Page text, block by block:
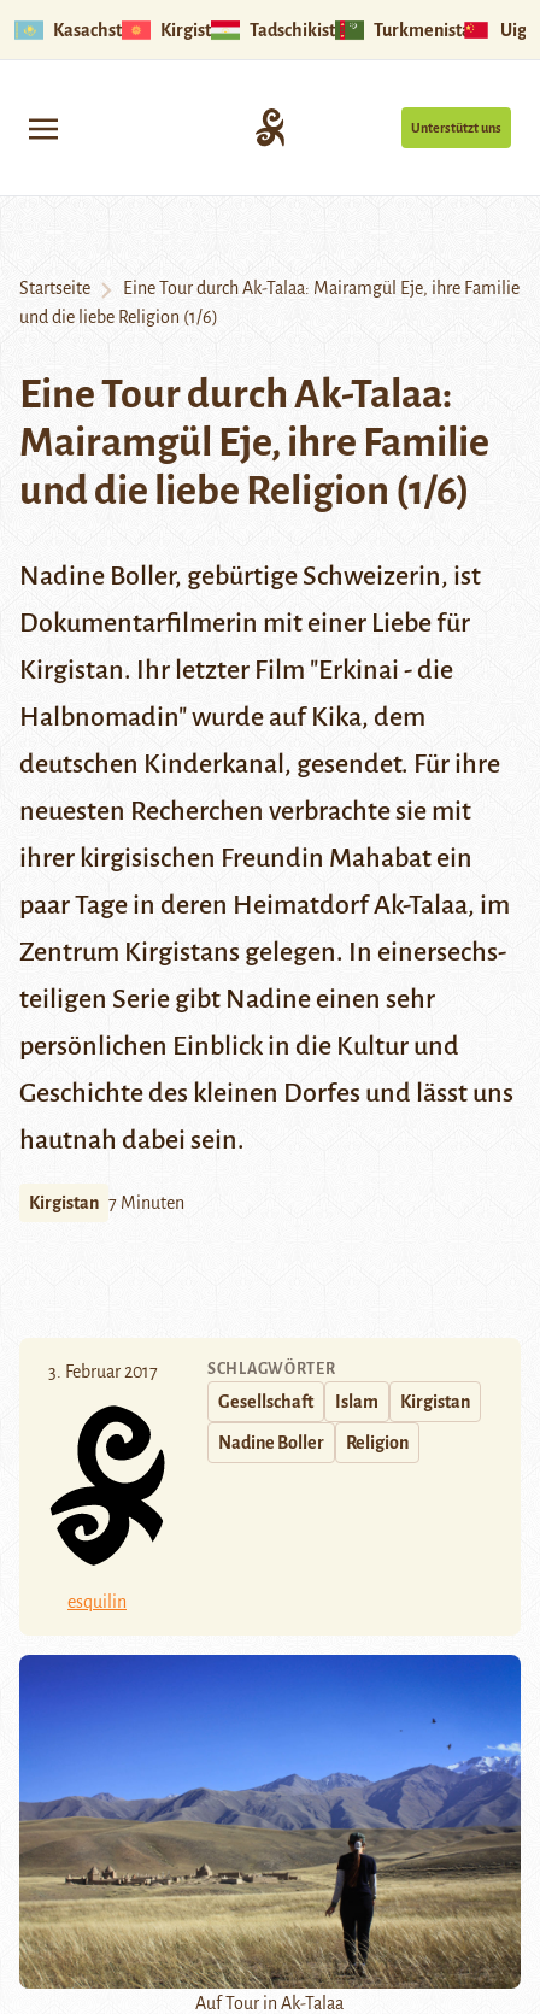
Kasachstan Kirgistan Tadschikistan Turkmenistan
Unterstützt uns
Startseite
Eine Tour durch Ak-Talaa: Mairamgül Eje, ihre Familie
und die liebe Religion (1/6)
Eine Tour durch Ak-Talaa:
Mairamgül Eje, ihre Familie
und die liebe Religion (1/6)
Nadine Boller, gebürtige Schweizerin, ist
Dokumentarfilmerin mit einer Liebe für
Kirgistan. Ihr letzter Film "Erkinai - die
Halbnomadin" wurde auf Kika, dem
deutschen Kinderkanal, gesendet. Für ihre
neuesten Recherchen verbrachte sie mit
ihrer kirgisischen Freundin Mahabat ein
paar Tage in deren HeimatdorfAk-Talaa, im
Zentrum Kirgistans gelegen. In einersechs-
teiligen Serie gibt Nadine einen sehr
persönlichen Einblick in die Kultur und
Geschichte des kleinen Dorfes und lässt uns
hautnah dabei sein.
Kirgistan 7 Minuten
3. Februar 2017
esquilin
SCHLAGWÖRTER
Gesellschaft Islam Kirgistan
Nadine Boller Religion
Auf Tour in Ak-Talaa